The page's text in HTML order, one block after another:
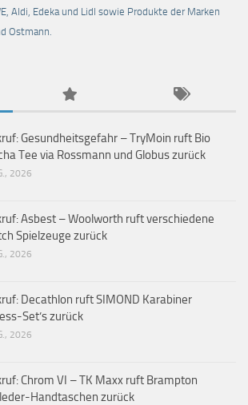
Aldi, Edeka und Lidl sowie Produkte der Marken
Ostmann.
Gesundheitsgefahr – TryMoin ruft Bio
Tee via Rossmann und Globus zurück
2026
Asbest – Woolworth ruft verschiedene
Spielzeuge zurück
2026
Decathlon ruft SIMOND Karabiner
Set’s zurück
2026
Chrom VI – TK Maxx ruft Brampton
Handtaschen zurück